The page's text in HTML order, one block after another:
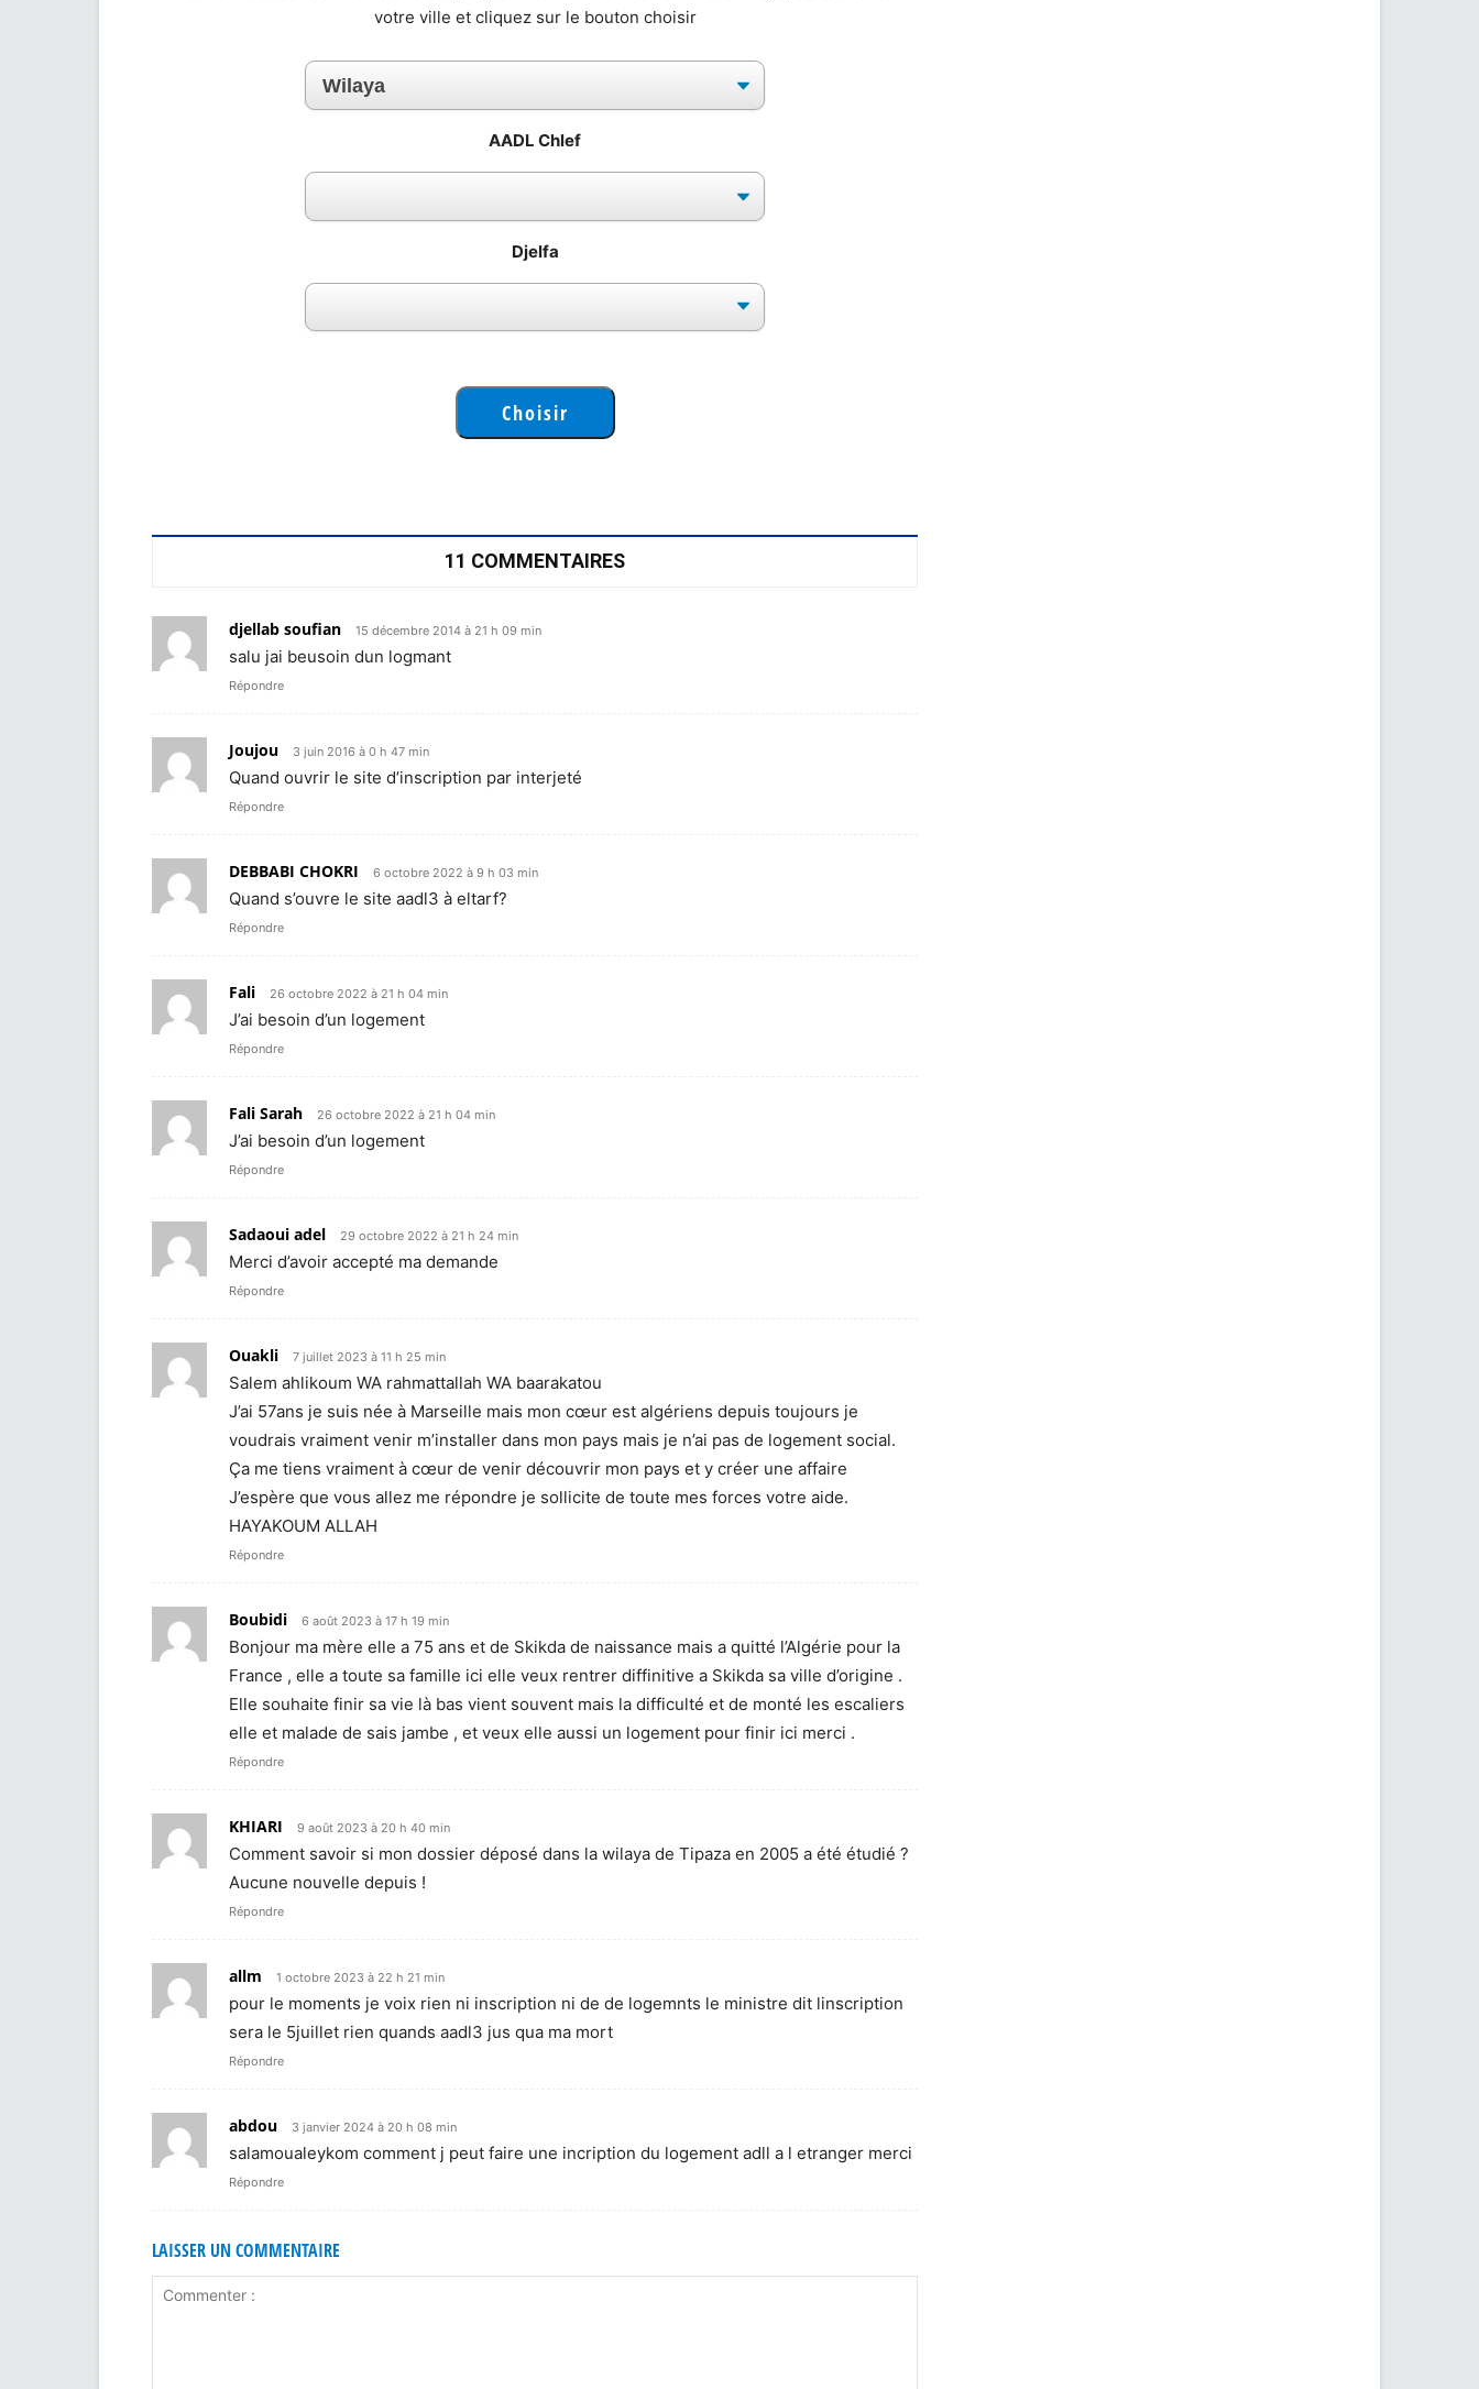
votre ville et cliquez sur le bouton choisir
AADL Chlef
Djelfa
11 COMMENTAIRES
djellab soufian 15 décembre 2014 à 21 h 09 min
salu jai beusoin dun logmant
Répondre
Joujou 3 juin 2016 à 0 h 47 min
Quand ouvrir le site d’inscription par interjeté
Répondre
DEBBABI CHOKRI 6 octobre 2022 à 9 h 03 min
Quand s’ouvre le site aadl3 à eltarf?
Répondre
Fali 26 octobre 2022 à 21 h 04 min
J’ai besoin d’un logement
Répondre
Fali Sarah 26 octobre 2022 à 21 h 04 min
J’ai besoin d’un logement
Répondre
Sadaoui adel 29 octobre 2022 à 21 h 24 min
Merci d’avoir accepté ma demande
Répondre
Ouakli 7 juillet 2023 à 11 h 25 min
Salem ahlikoum WA rahmattallah WA baarakatou
J’ai 57ans je suis née à Marseille mais mon cœur est algériens depuis toujours je
voudrais vraiment venir m’installer dans mon pays mais je n’ai pas de logement social.
Ça me tiens vraiment à cœur de venir découvrir mon pays et y créer une affaire
J’espère que vous allez me répondre je sollicite de toute mes forces votre aide.
HAYAKOUM ALLAH
Répondre
Boubidi 6 août 2023 à 17 h 19 min
Bonjour ma mère elle a 75 ans et de Skikda de naissance mais a quitté l’Algérie pour la
France , elle a toute sa famille ici elle veux rentrer diffinitive a Skikda sa ville d’origine .
Elle souhaite finir sa vie là bas vient souvent mais la difficulté et de monté les escaliers
elle et malade de sais jambe , et veux elle aussi un logement pour finir ici merci .
Répondre
KHIARI 9 août 2023 à 20 h 40 min
Comment savoir si mon dossier déposé dans la wilaya de Tipaza en 2005 a été étudié ?
Aucune nouvelle depuis !
Répondre
allm 1 octobre 2023 à 22 h 21 min
pour le moments je voix rien ni inscription ni de de logemnts le ministre dit linscription
sera le 5juillet rien quands aadl3 jus qua ma mort
Répondre
abdou 3 janvier 2024 à 20 h 08 min
salamoualeykom comment j peut faire une incription du logement adll a l etranger merci
Répondre
LAISSER UN COMMENTAIRE